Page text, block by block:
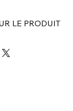
LE PRODUIT
automatique